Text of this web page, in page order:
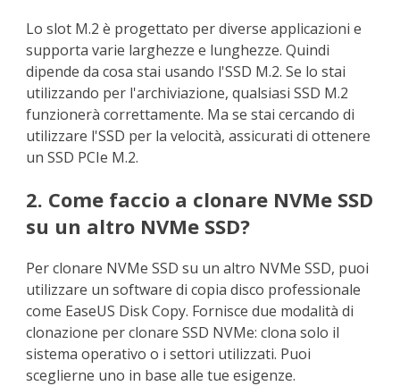
Lo slot M.2 è progettato per diverse applicazioni e
supporta varie larghezze e lunghezze. Quindi
dipende da cosa stai usando l'SSD M.2. Se lo stai
utilizzando per l'archiviazione, qualsiasi SSD M.2
funzionerà correttamente. Ma se stai cercando di
utilizzare l'SSD per la velocità, assicurati di ottenere
un SSD PCIe M.2.
2. Come faccio a clonare NVMe SSD
su un altro NVMe SSD?
Per clonare NVMe SSD su un altro NVMe SSD, puoi
utilizzare un software di copia disco professionale
come EaseUS Disk Copy. Fornisce due modalità di
clonazione per clonare SSD NVMe: clona solo il
sistema operativo o i settori utilizzati. Puoi
sceglierne uno in base alle tue esigenze.